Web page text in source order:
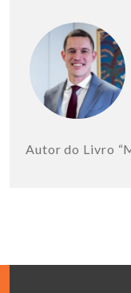
Autor do Livro